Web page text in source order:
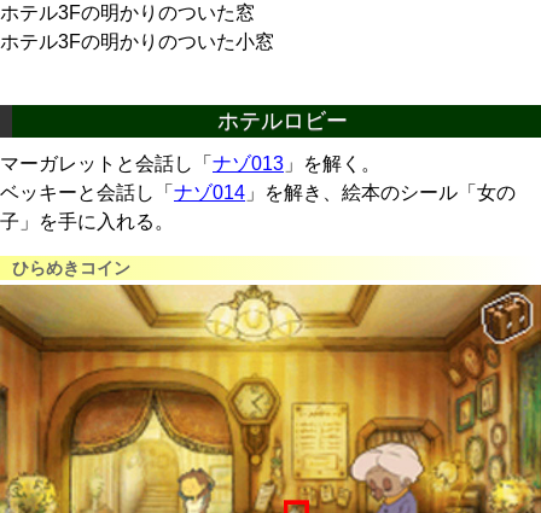
ホテル3Fの明かりのついた窓
ホテル3Fの明かりのついた小窓
ホテルロビー
マーガレットと会話し「 ナゾ013 」を解く。
ベッキーと会話し「 ナゾ014 」を解き、絵本のシール「女の
子」を手に入れる。
ひらめきコイン